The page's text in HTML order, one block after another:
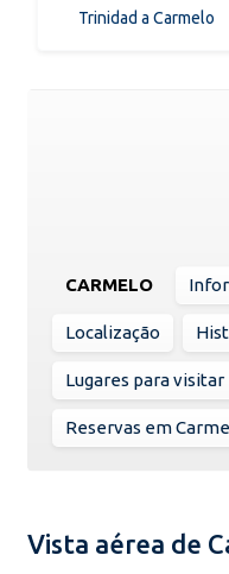
Trinidad a Carmelo
CARMELO
Localização
Lugares para visitar
Reservas em
Vista aérea de